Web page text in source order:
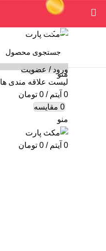
ورود / عضویت
لیست علاقه مندی ها
0 آیتم /
0 تومان
0 مقایسه
منو
0 آیتم /
0 تومان
منو
سنسورها